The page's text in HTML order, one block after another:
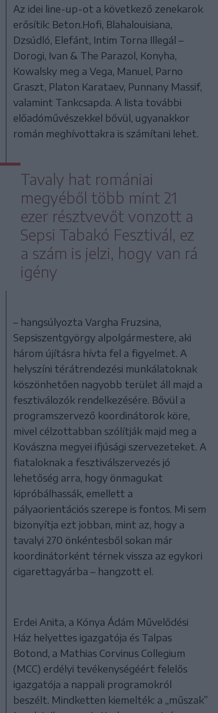
Az idei line-up-ot a következő zenekarok
erősítik: Beton.Hofi, Blahalouisiana,
Dzsúdló, Elefánt, Intim Torna Illegál –
Dorogi, Ivan & The Parazol, Konyha,
Kowalsky meg a Vega, Manuel, Parno
Graszt, Platon Karataev, Punnany Massif,
valamint Tankcsapda. A lista további
előadóművészekkel bővül, ugyanakkor
román meghívottakra is számítani lehet.
Tavaly hat romániai
megyéből több mint 21
ezer résztvevőt vonzott a
Sepsi Tabakó Fesztivál, ez
a szám is jelzi, hogy van rá
igény
– hangsúlyozta Vargha Fruzsina,
Sepsiszentgyörgy alpolgármestere, aki
három újításra hívta fel a figyelmet. A
helyszíni térátrendezési munkálatoknak
köszönhetően nagyobb terület áll majd a
fesztiválozók rendelkezésére. Bővül a
programszervező koordinátorok köre,
mivel célzottabban szólítják majd meg a
Kovászna megyei ifjúsági szervezeteket. A
fiataloknak a fesztiválszervezés jó
lehetőség arra, hogy önmagukat
kipróbálhassák, emellett a
pályaorientációs szerepe is fontos. Mi sem
bizonyítja ezt jobban, mint az, hogy a
tavalyi 270 önkéntesből sokan már
koordinátorként térnek vissza az egykori
cigarettagyárba – hangzott el.
Erdei Anita, a Kónya Ádám Művelődési
Ház helyettes igazgatója és Talpas
Botond, a Mathias Corvinus Collegium
(MCC) erdélyi tevékenységéért felelős
igazgatója a nappali programokról
beszélt. Mindketten kiemelték: a „műszak”